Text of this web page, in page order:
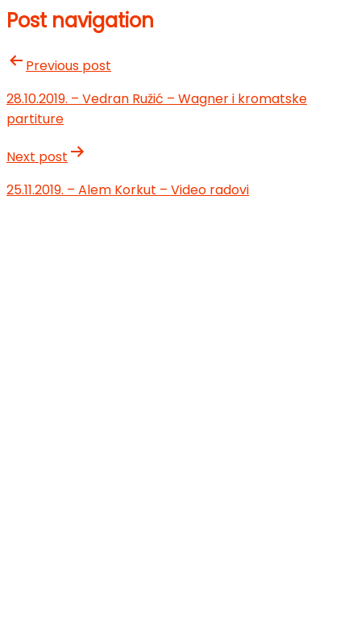
Post navigation
Previous post
28.10.2019. – Vedran Ružić – Wagner i kromatske
partiture
Next post
25.11.2019. – Alem Korkut – Video radovi